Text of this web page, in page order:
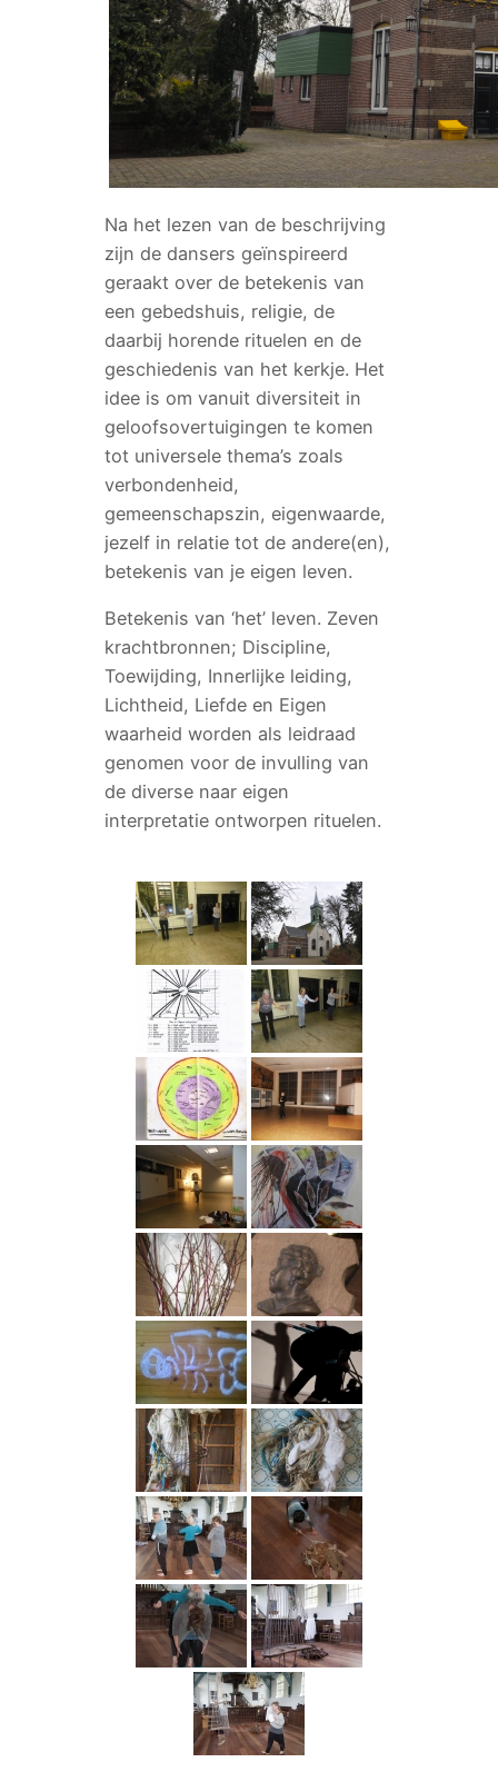
Na het lezen van de beschrijving
zijn de dansers geïnspireerd
geraakt over de betekenis van
een gebedshuis, religie, de
daarbij horende rituelen en de
geschiedenis van het kerkje. Het
idee is om vanuit diversiteit in
geloofsovertuigingen te komen
tot universele thema’s zoals
verbondenheid,
gemeenschapszin, eigenwaarde,
jezelf in relatie tot de andere(en),
betekenis van je eigen leven.
Betekenis van ‘het’ leven. Zeven
krachtbronnen; Discipline,
Toewijding, Innerlijke leiding,
Lichtheid, Liefde en Eigen
waarheid worden als leidraad
genomen voor de invulling van
de diverse naar eigen
interpretatie ontworpen rituelen.